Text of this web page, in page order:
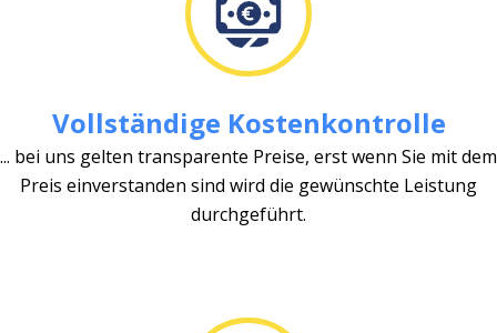
Vollständige Kostenkontrolle
... bei uns gelten transparente Preise, erst wenn Sie mit dem
Preis einverstanden sind wird die gewünschte Leistung
durchgeführt.